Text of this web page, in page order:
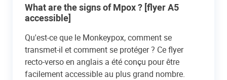
What are the signs of Mpox ? [flyer A5
accessible]
Qu'est-ce que le Monkeypox, comment se
transmet-il et comment se protéger ? Ce flyer
recto-verso en anglais a été conçu pour être
facilement accessible au plus grand nombre.